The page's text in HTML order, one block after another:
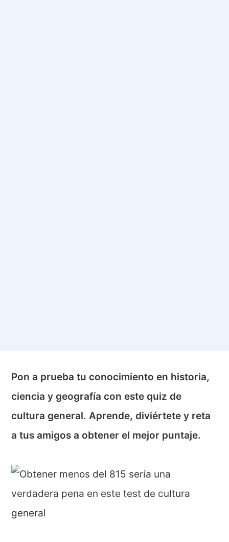
Pon a prueba tu conocimiento en historia,
ciencia y geografía con este quiz de
cultura general. Aprende, diviértete y reta
a tus amigos a obtener el mejor puntaje.